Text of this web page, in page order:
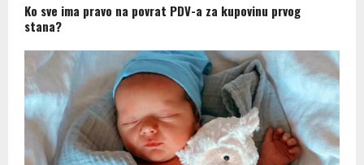
Ko sve ima pravo na povrat PDV-a za kupovinu prvog
stana?